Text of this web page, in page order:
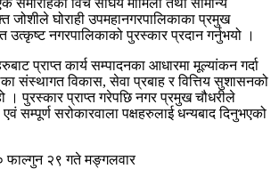
जोशीले घोराही उपमहानगरपालिकाका प्रमुख
नगरपालिकाको पुरस्कार प्रदान गर्नुभयो ।
प्राप्त कार्य सम्पादनका आधारमा मूल्यांकन गर्दा
संस्थागत विकास, सेवा प्रबाह र वित्तिय सुशासनको
। पुरस्कार प्राप्त गरेपछि नगर प्रमुख चौधरीले
एवं सम्पूर्ण सरोकारवाला पक्षहरुलाई धन्यबाद दिनुभएको
फाल्गुन २९ गते मङ्गलवार